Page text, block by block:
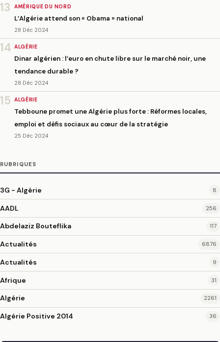
13 AMÉRIQUE DU NORD
L’Algérie attend son « Obama » national
28 Déc 2024
14 ALGÉRIE
Dinar algérien : l’euro en chute libre sur le marché noir, une
tendance durable ?
28 Déc 2024
15 ALGÉRIE
Tebboune promet une Algérie plus forte : Réformes locales,
emploi et défis sociaux au cœur de la stratégie
25 Déc 2024
RUBRIQUES
3G - Algérie 8
AADL 256
Abdelaziz Bouteflika 117
Actualités 6876
Actualités 9
Afrique 31
Algérie 2261
Algérie Positive 2014 36